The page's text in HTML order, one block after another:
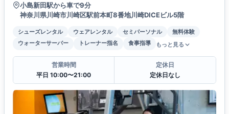
小島新田駅から車で9分
神奈川県川崎市川崎区駅前本町8番地川崎DICEビル5階
シューズレンタル ウェアレンタル セミパーソナル
無料体験
ウォーターサーバー
トレーナー指名 食事指導 もっと見る
営業時間
平日 10:00〜21:00
定休日
定休日なし